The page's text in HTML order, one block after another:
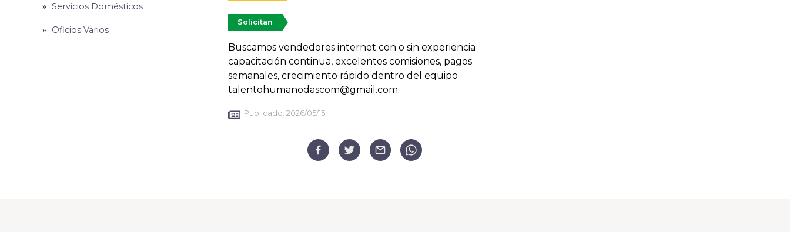
Servicios Domésticos
Oficios Varios
Solicitan
Buscamos vendedores internet con o sin experiencia
capacitación continua, excelentes comisiones, pagos
semanales, crecimiento rápido dentro del equipo
talentohumanodascom@gmail.com.
Publicado: 2026/05/15